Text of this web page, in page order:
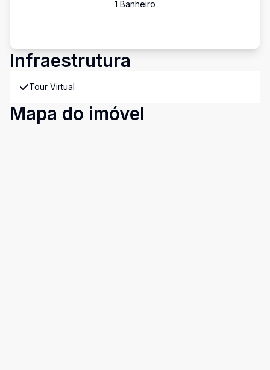
1 Banheiro
Infraestrutura
Tour Virtual
Mapa do imóvel